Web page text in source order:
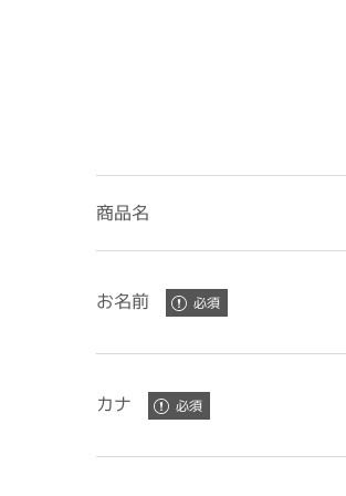
商品名
お名前
カナ